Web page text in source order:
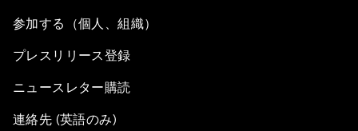
参加する（個人、組織）
プレスリリース登録
ニュースレター購読
連絡先 (英語のみ)